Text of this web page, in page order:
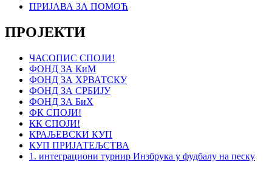
ПРИЈАВА ЗА ПОМОЋ
ПРОЈЕКТИ
ЧАСОПИС СПОЈИ!
ФОНД ЗА КиМ
ФОНД ЗА ХРВАТСКУ
ФОНД ЗА СРБИЈУ
ФОНД ЗА БиХ
ФК СПОЈИ!
КК СПОЈИ!
КРАЉЕВСКИ КУП
КУП ПРИЈАТЕЉСТВА
1. интеграциони турнир Инзбрука у фудбалу на песку